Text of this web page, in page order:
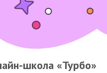
школа «Турбо»